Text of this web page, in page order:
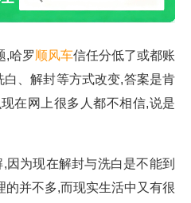
,哈罗顺风车信任分低了或都账
、解封等方式改变,答案是肯
在网上很多人都不相信,说是
为现在解封与洗白是不能到
的并不多,而现实生活中又有很